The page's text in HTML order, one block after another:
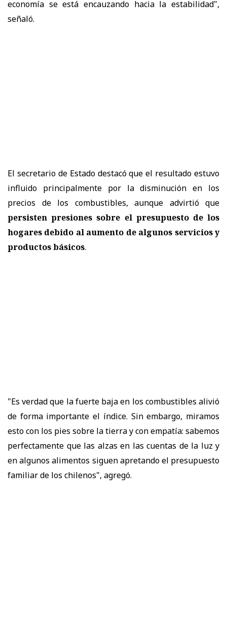
economía se está encauzando hacia la estabilidad",
señaló.
El secretario de Estado destacó que el resultado estuvo
influido principalmente por la disminución en los
precios de los combustibles, aunque advirtió que
persisten presiones sobre el presupuesto de los
hogares debido al aumento de algunos servicios y
productos básicos.
"Es verdad que la fuerte baja en los combustibles alivió
de forma importante el índice. Sin embargo, miramos
esto con los pies sobre la tierra y con empatía: sabemos
perfectamente que las alzas en las cuentas de la luz y
en algunos alimentos siguen apretando el presupuesto
familiar de los chilenos", agregó.